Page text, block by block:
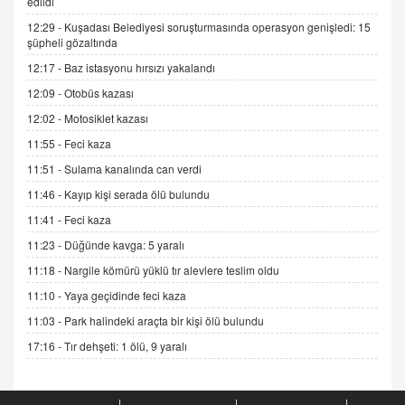
ADEM AKÖL
Esed Destekçilerinin Yüzüne Vurulan Şamar:
Sednaya
11.12.2024 12:30
DR. EKREM ASLAN
Gerçek Ne, Algı Ne? "Beraber Yürüyoruz"
Cümlesinin Peşinden
19.07.2025 12:45
GÖNÜL MENEKŞE
Şifacının Yolu
04.11.2025 12:56
AV. RÜMEYSA ÖZKALE
Kira Uyuşmazlıklarında Dava Açmadan Önce
Arabulucuya Başvuru Şartı
CAN UĞURATEŞ
12:29 - Kuşadası Belediyesi soruşturmasında operasyon genişledi: 15
şüpheli gözaltında
12:17 - Baz istasyonu hırsızı yakalandı
12:09 -Otobüs kazası
12:02 - Motosiklet kazası
11:55 - Feci kaza
11:51 -Sulama kanalında can verdi
11:46 - Kayıp kişi serada ölü bulundu
11:41 - Feci kaza
11:23 - Düğünde kavga: 5 yaralı
11:18 - Nargile kömürü yüklü tır alevlere teslim oldu
11:10 -Yaya geçidinde feci kaza
11:03 - Park halindeki araçta bir kişi ölü bulundu
17:16 -Tır dehşeti: 1 ölü, 9 yaralı